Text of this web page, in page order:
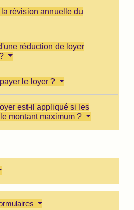
révision annuelle du
réduction de loyer
le loyer ?
est-il appliqué si les
montant maximum ?